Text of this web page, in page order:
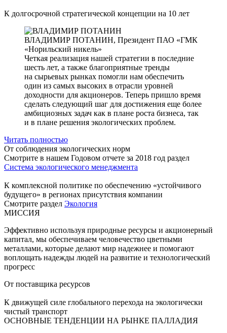
К долгосрочной стратегической концепции на 10 лет
ВЛАДИМИР ПОТАНИН, Президент ПАО «ГМК
«Норильский никель»
Четкая реализация нашей стратегии в последние
шесть лет, а также благоприятные тренды
на сырьевых рынках помогли нам обеспечить
один из самых высоких в отрасли уровней
доходности для акционеров. Теперь пришло время
сделать следующий шаг для достижения еще более
амбициозных задач как в плане роста бизнеса, так
и в плане решения экологических проблем.
Читать полностью
От соблюдения экологических норм
Смотрите в нашем Годовом отчете за 2018 год раздел
Система экологического менеджмента
К комплексной политике по обеспечению «устойчивого
будущего» в регионах присутствия компании
Смотрите раздел Экология
МИССИЯ
Эффективно используя природные ресурсы и акционерный
капитал, мы обеспечиваем человечество цветными
металлами, которые делают мир надежнее и помогают
воплощать надежды людей на развитие и технологический
прогресс
От поставщика ресурсов
К движущей силе глобального перехода на экологически
чистый транспорт
ОСНОВНЫЕ ТЕНДЕНЦИИ НА РЫНКЕ ПАЛЛАДИЯ